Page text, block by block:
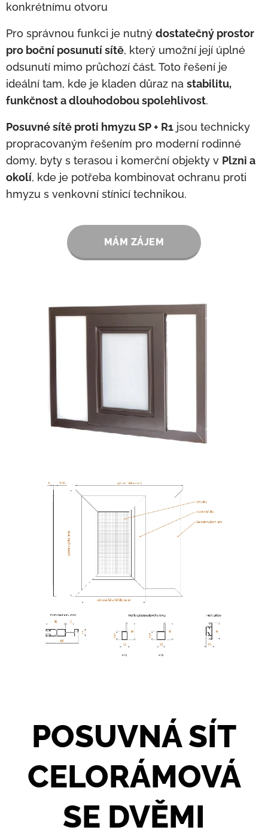
konkrétnímu otvoru
Pro správnou funkci je nutný dostatečný prostor
pro boční posunutí sítě, který umožní její úplné
odsunutí mimo průchozí část. Toto řešení je
ideální tam, kde je kladen důraz na stabilitu,
funkčnost a dlouhodobou spolehlivost.
Posuvné sítě proti hmyzu SP + R1 jsou technicky
propracovaným řešením pro moderní rodinné
domy, byty s terasou i komerční objekty v Plzni a
okolí, kde je potřeba kombinovat ochranu proti
hmyzu s venkovní stínicí technikou.
MÁM ZÁJEM
POSUVNÁ SÍT
CELORÁMOVÁ
SE DVĚMI